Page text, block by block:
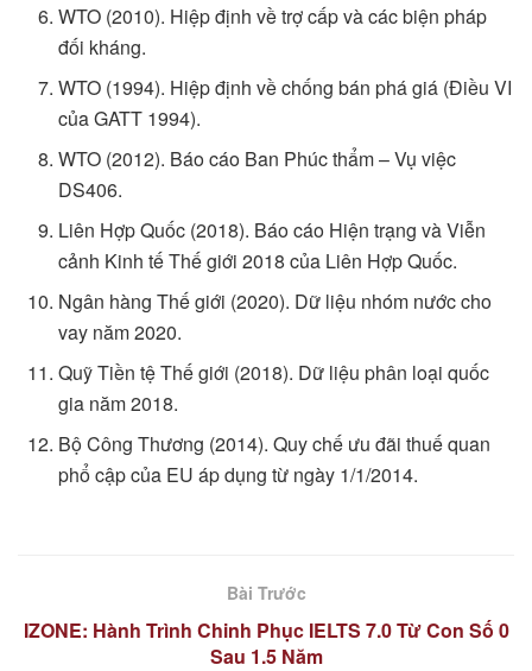
WTO (2010). Hiệp định về trợ cấp và các biện pháp
đối kháng.
WTO (1994). Hiệp định về chống bán phá giá (Điều VI
của GATT 1994).
WTO (2012). Báo cáo Ban Phúc thẩm – Vụ việc
DS406.
Liên Hợp Quốc (2018). Báo cáo Hiện trạng và Viễn
cảnh Kinh tế Thế giới 2018 của Liên Hợp Quốc.
Ngân hàng Thế giới (2020). Dữ liệu nhóm nước cho
vay năm 2020.
Quỹ Tiền tệ Thế giới (2018). Dữ liệu phân loại quốc
gia năm 2018.
Bộ Công Thương (2014). Quy chế ưu đãi thuế quan
phổ cập của EU áp dụng từ ngày 1/1/2014.
Bài Trước
IZONE: Hành Trình Chinh Phục IELTS 7.0 Từ Con Số 0
Sau 1.5 Năm